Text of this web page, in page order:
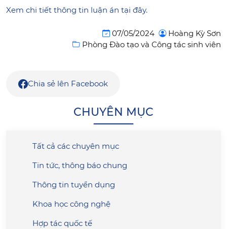
Xem chi tiết thông tin luận án tại đây.
07/05/2024
Hoàng Kỳ Sơn
Phòng Đào tạo và Công tác sinh viên
Chia sẻ lên Facebook
CHUYÊN MỤC
Tất cả các chuyên mục
Tin tức, thông báo chung
Thông tin tuyển dụng
Khoa học công nghệ
Hợp tác quốc tế